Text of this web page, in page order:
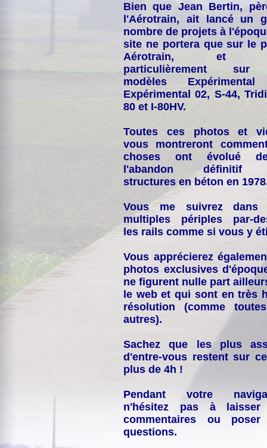
Bien que Jean Bertin,
l'Aérotrain, ait lancé un
nombre de projets à
site ne portera que sur le
Aérotrain, et
particulièrement
modèles
Expérimental 02, S-44,
80 et I-80HV.
Toutes ces photos et
vous montreront
choses ont évolué
l'abandon définitif
structures en béton en
Vous me suivrez dans
multiples périples par-
les rails comme si vous y
Vous apprécierez
photos exclusives
ne figurent nulle part
le web et qui sont en très
résolution (comme
autres).
Sachez que les plus
d'entre-vous restent sur
plus de 4h !
Pendant votre
n'hésitez pas à laisser
commentaires ou
questions.